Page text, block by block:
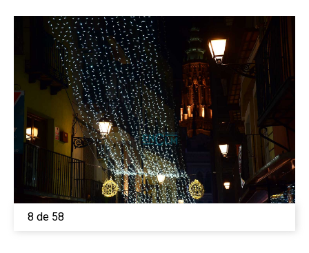
8 de 58